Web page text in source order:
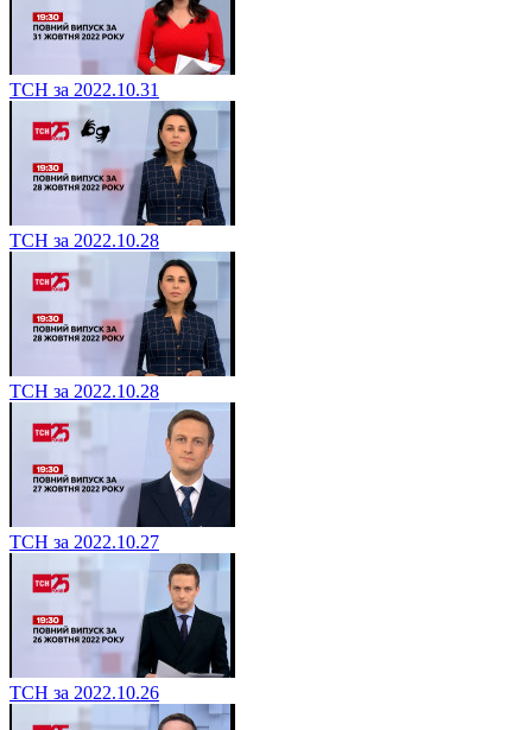
ТСН за 2022.10.31
ТСН за 2022.10.28
ТСН за 2022.10.28
ТСН за 2022.10.27
ТСН за 2022.10.26